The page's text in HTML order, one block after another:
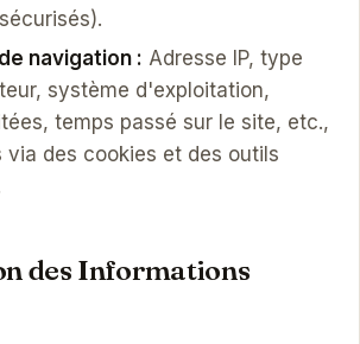
navigation : Adresse IP, type
système d'exploitation,
temps passé sur le site, etc.,
via des cookies et des outils
des Informations